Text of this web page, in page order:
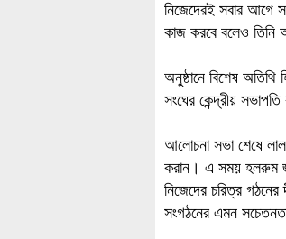
নিজেদেরই সবার আগে
কাজ করবে বলেও তিনি
অনুষ্ঠানে বিশেষ
সংঘের কেন্দ্রীয়
আলোচনা সভা শেষে লাল
করান। এ সময় হলরুম
নিজেদের চরিত্র গঠনের
সংগঠনের এমন